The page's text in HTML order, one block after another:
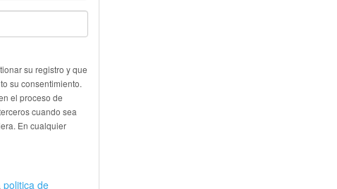
su registro y que
su consentimiento.
el proceso de
cuando sea
En cualquier
politica de